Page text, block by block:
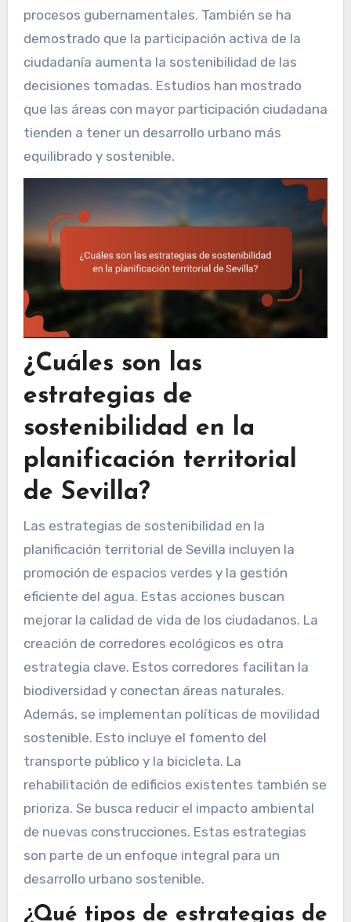
procesos gubernamentales. También se ha
demostrado que la participación activa de la
ciudadanía aumenta la sostenibilidad de las
decisiones tomadas. Estudios han mostrado
que las áreas con mayor participación ciudadana
tienden a tener un desarrollo urbano más
equilibrado y sostenible.
¿Cuáles son las
estrategias de
sostenibilidad en la
planificación territorial
de Sevilla?
Las estrategias de sostenibilidad en la
planificación territorial de Sevilla incluyen la
promoción de espacios verdes y la gestión
eficiente del agua. Estas acciones buscan
mejorar la calidad de vida de los ciudadanos. La
creación de corredores ecológicos es otra
estrategia clave. Estos corredores facilitan la
biodiversidad y conectan áreas naturales.
Además, se implementan políticas de movilidad
sostenible. Esto incluye el fomento del
transporte público y la bicicleta. La
rehabilitación de edificios existentes también se
prioriza. Se busca reducir el impacto ambiental
de nuevas construcciones. Estas estrategias
son parte de un enfoque integral para un
desarrollo urbano sostenible.
¿Qué tipos de estrategias de